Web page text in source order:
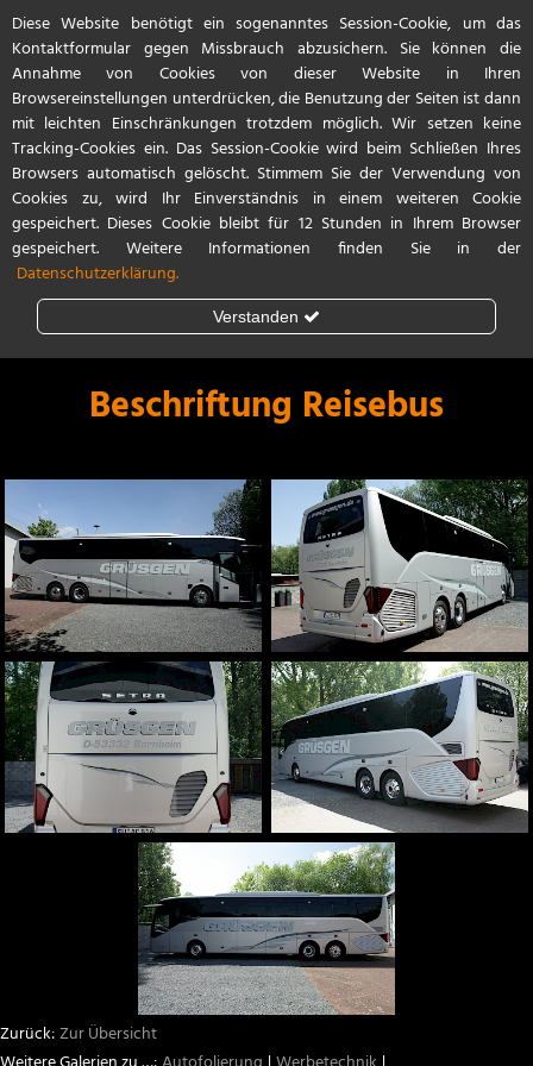
Start Referenzen Kontakt / Anfahrt
Lackschutzfolie
Porsche
Aston Martin
weitere Marken
Fahrzeugbeschriftungen
Beschriftungen und Schilder
Sichtschutz
Sonnenschutz
Infrastruktur
Beschriftung Reisebus
Zur Übersicht
Diese Website benötigt ein sogenanntes Session-Cookie, um das
Kontaktformular gegen Missbrauch abzusichern. Sie können die
Annahme von Cookies von dieser Website in Ihren
Browsereinstellungen unterdrücken, die Benutzung der Seiten ist dann
mit leichten Einschränkungen trotzdem möglich. Wir setzen keine
Tracking-Cookies ein. Das Session-Cookie wird beim Schließen Ihres
Browsers automatisch gelöscht. Stimmem Sie der Verwendung von
Cookies zu, wird Ihr Einverständnis in einem weiteren Cookie
gespeichert. Dieses Cookie bleibt für 12 Stunden in Ihrem Browser
gespeichert. Weitere Informationen finden Sie in der
Datenschutzerklärung.
Verstanden